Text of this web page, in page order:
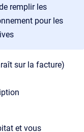
remplir les
pour les
sur la facture)
et vous